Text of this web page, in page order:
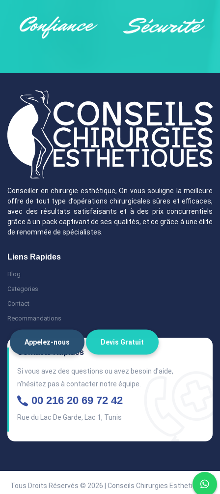
Appelez-nous Devis Gratuit
Conseiller en chirurgie esthétique, On vous souligne la meilleure
offre de tout type d’opérations chirurgicales sûres et efficaces,
avec des résultats satisfaisants et à des prix concurrentiels
grâce à un pack captivant de ses qualités, et ce grâce à une élite
de renommée de spécialistes.
Liens Rapides
Blog
Categories
Contact
Recommandations
Contacts Rapides
Si vous avez des questions ou avez besoin d'aide,
n'hésitez pas à contacter notre équipe.
00 216 20 69 72 42
Rue du Lac De Garde, Lac 1, Tunis
Tous Droits Réservés © 2026 | Conseils Chirurgies Esthetiques.